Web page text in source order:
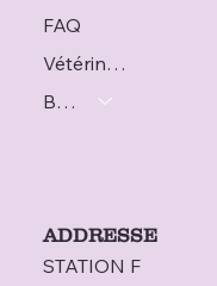
FAQ
Vétérinaire
Blog
ADDRESSE
STATION F